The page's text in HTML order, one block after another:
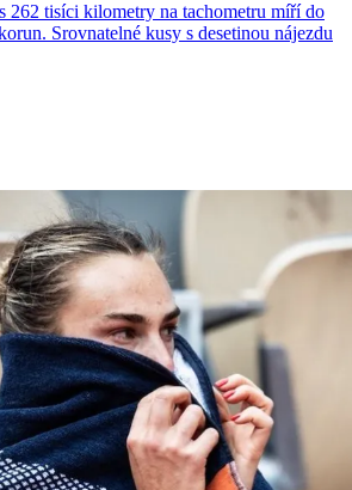
262 tisíci kilometry na tachometru míří do
Srovnatelné kusy s desetinou nájezdu